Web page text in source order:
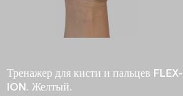
Тренажер для кисти и пальцев FLEX-
ION. Желтый.